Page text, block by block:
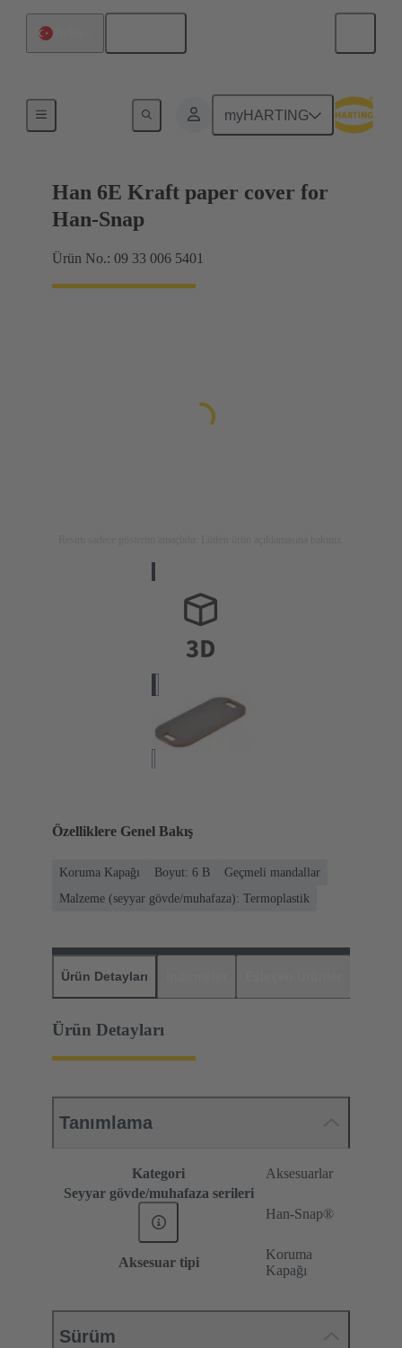
myHARTING
Han 6E Kraft paper cover for
Han-Snap
Ürün No.: 09 33 006 5401
Özelliklere Genel Bakış
Koruma Kapağı Boyut: 6 B
Geçmeli mandallar
Malzeme (seyyar gövde/muhafaza): Termoplastik
Ürün Detayları
Ürün Detayları
Tanımlama
Kategori
Aksesuarlar
Seyyar gövde/muhafaza serileri
Han-Snap®
Aksesuar tipi
Koruma
Kapağı
Sürüm